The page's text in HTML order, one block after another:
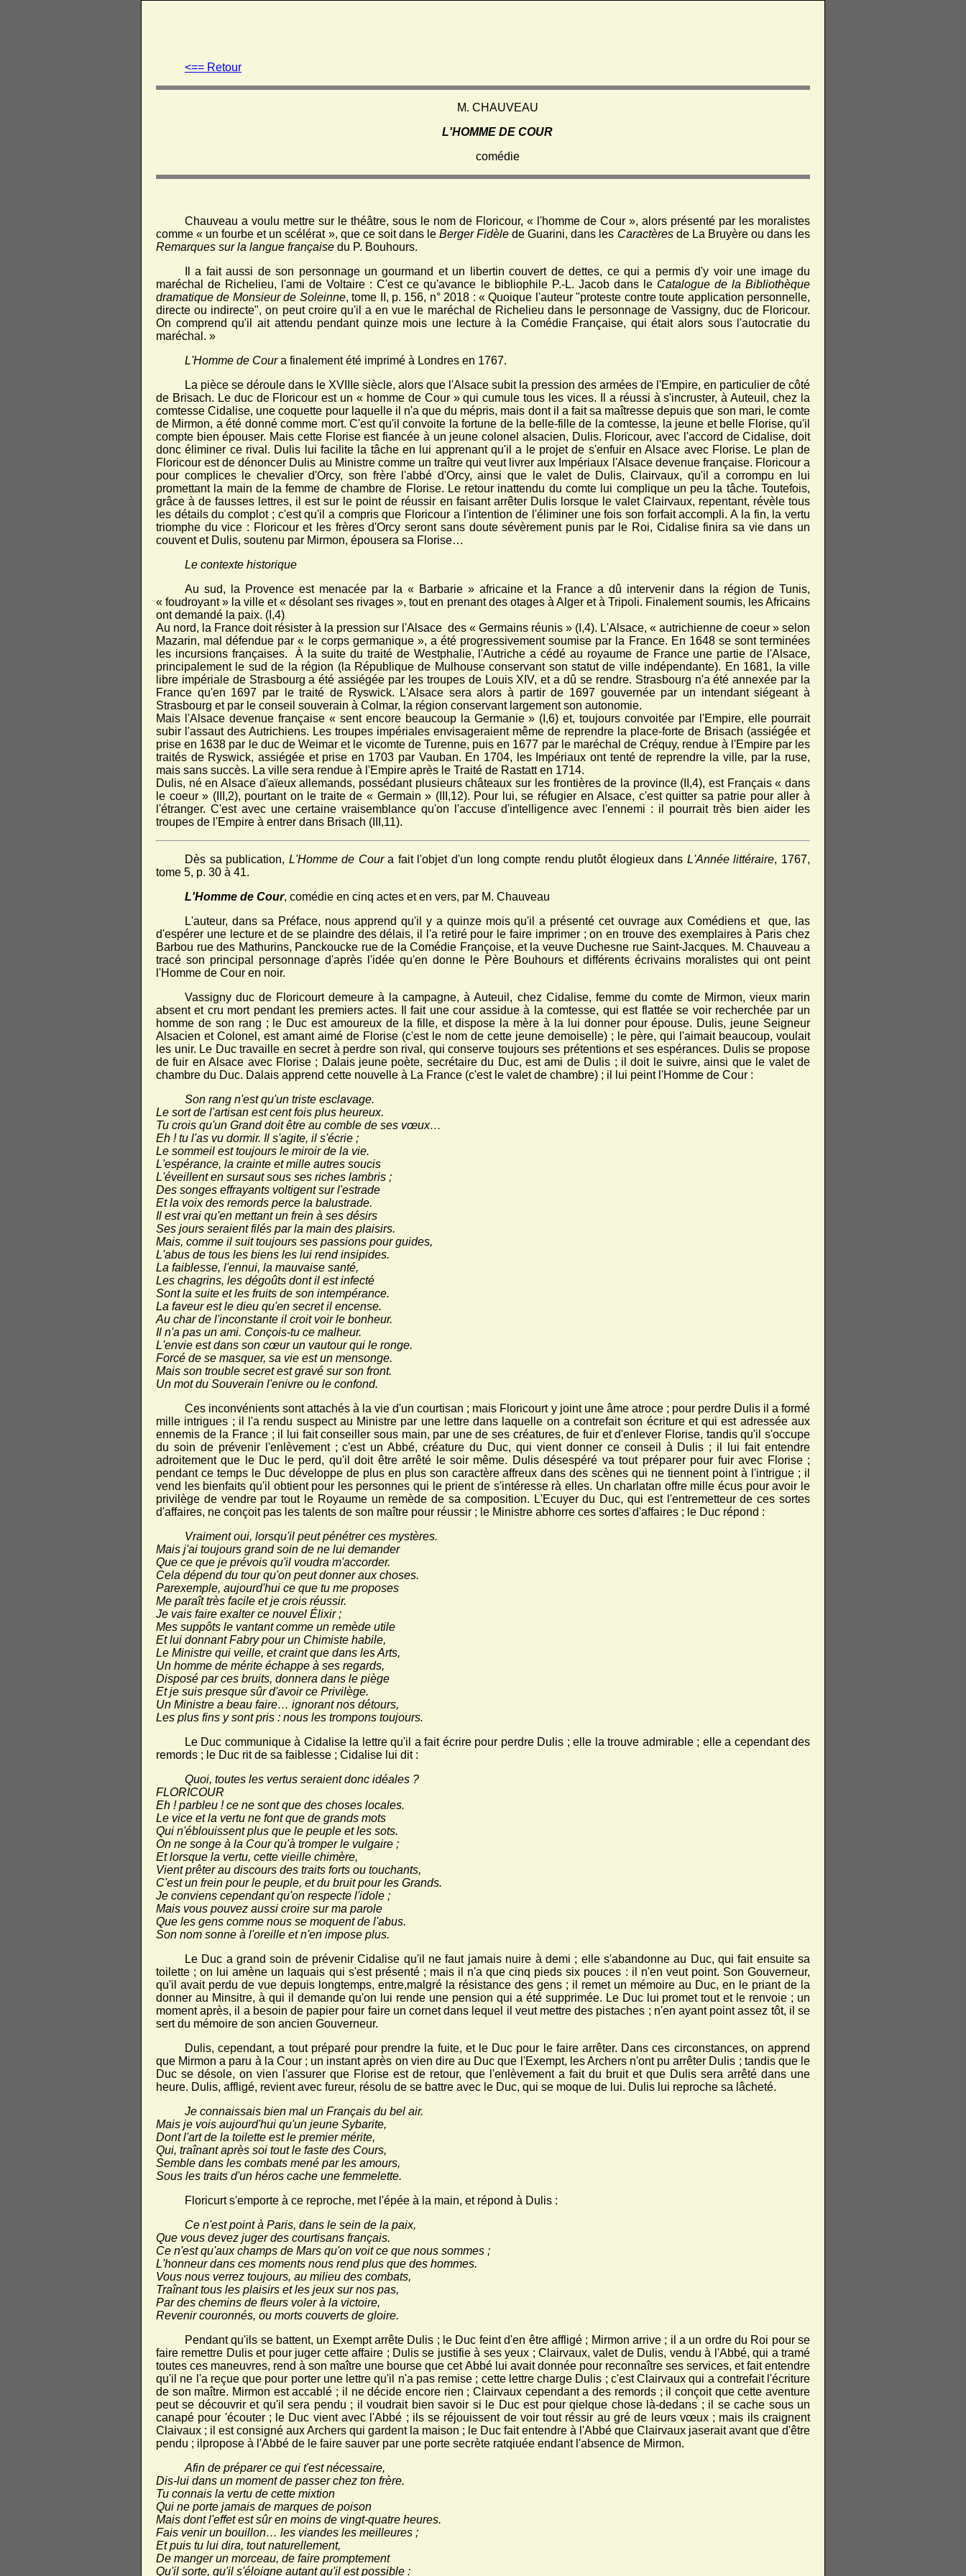
<== Retour
M. CHAUVEAU
L'HOMME DE COUR
comédie
Chauveau a voulu mettre sur le théâtre, sous le nom de Floricour, « l'homme de Cour », alors présenté par les moralistes
comme « un fourbe et un scélérat », que ce soit dans leBerger Fidèle de Guarini, dans les Caractèresde La Bruyère ou dans les
Remarques sur la langue française du P. Bouhours.
Il a fait aussi de son personnage un gourmand et un libertin couvert de dettes, ce qui a permis d'y voir une image du
maréchal de Richelieu, l'ami de Voltaire : C'est ce qu'avance le bibliophile P.-L. Jacob dans le Catalogue de la Bibliothèque
dramatique de Monsieur de Soleinne, tome II, p. 156, n° 2018 : « Quoique l'auteur "proteste contre toute application personnelle,
directe ou indirecte", on peut croire qu'il a en vue le maréchal de Richelieu dans le personnage de Vassigny, duc de Floricour.
On comprend qu'il ait attendu pendant quinze mois une lecture à la Comédie Française, qui était alors sous l'autocratie du
maréchal. »
L'Homme de Coura finalement été imprimé à Londres en 1767.
La pièce se déroule dans le XVIIIe siècle, alors que l'Alsace subit la pression des armées de l'Empire, en particulier de côté
de Brisach. Le duc de Floricour est un « homme de Cour » qui cumule tous les vices. Il a réussi à s'incruster, à Auteuil, chez la
comtesse Cidalise, une coquette pour laquelle il n'a que du mépris, mais dont il a fait sa maîtresse depuis que son mari, le comte
de Mirmon, a été donné comme mort. C'est qu'il convoite la fortune de la belle-fille de la comtesse, la jeune et belle Florise, qu'il
compte bien épouser. Mais cette Florise est fiancée à un jeune colonel alsacien, Dulis. Floricour, avec l'accord de Cidalise, doit
donc éliminer ce rival. Dulis lui facilite la tâche en lui apprenant qu'il a le projet de s'enfuir en Alsace avec Florise. Le plan de
Floricour est de dénoncer Dulis au Ministre comme un traître qui veut livrer aux Impériaux l'Alsace devenue française. Floricour a
pour complices le chevalier d'Orcy, son frère l'abbé d'Orcy, ainsi que le valet de Dulis, Clairvaux, qu'il a corrompu en lui
promettant la main de la femme de chambre de Florise. Le retour inattendu du comte lui complique un peu la tâche. Toutefois,
grâce à de fausses lettres, il est sur le point de réussir en faisant arrêter Dulis lorsque le valet Clairvaux, repentant, révèle tous
les détails du complot ; c'est qu'il a compris que Floricour a l'intention de l'éliminer une fois son forfait accompli. A la fin, la vertu
triomphe du vice : Floricour et les frères d'Orcy seront sans doute sévèrement punis par le Roi, Cidalise finira sa vie dans un
couvent et Dulis, soutenu par Mirmon, épousera sa Florise…
Le contexte historique
Au sud, la Provence est menacée par la « Barbarie » africaine et la France a dû intervenir dans la région de Tunis,
« foudroyant » la ville et « désolant ses rivages », tout en prenant des otages à Alger et à Tripoli. Finalement soumis, les Africains
ont demandé la paix. (I,4)
Au nord, la France doit résister à la pression sur l'Alsace des « Germains réunis » (I,4). L'Alsace, « autrichienne de coeur » selon
Mazarin, mal défendue par « le corps germanique », a été progressivement soumise par la France. En 1648 se sont terminées
les incursions françaises. À la suite du traité de Westphalie, l'Autriche a cédé au royaume de France une partie de l'Alsace,
principalement le sud de la région (la République de Mulhouse conservant son statut de ville indépendante). En 1681, la ville
libre impériale de Strasbourg a été assiégée par les troupes de Louis XIV, et a dû se rendre. Strasbourg n'a été annexée par la
France qu'en 1697 par le traité de Ryswick. L'Alsace sera alors à partir de 1697 gouvernée par un intendant siégeant à
Strasbourg et par le conseil souverain à Colmar, la région conservant largement son autonomie.
Mais l'Alsace devenue française « sent encore beaucoup la Germanie » (I,6) et, toujours convoitée par l'Empire, elle pourrait
subir l'assaut des Autrichiens. Les troupes impériales envisageraient même de reprendre la place-forte de Brisach (assiégée et
prise en 1638 par le duc de Weimar et le vicomte de Turenne, puis en 1677 par le maréchal de Créquy, rendue à l'Empire par les
traités de Ryswick, assiégée et prise en 1703 par Vauban. En 1704, les Impériaux ont tenté de reprendre la ville, par la ruse,
mais sans succès. La ville sera rendue à l'Empire après le Traité de Rastatt en 1714.
Dulis, né en Alsace d'aïeux allemands, possédant plusieurs châteaux sur les frontières de la province (II,4), est Français « dans
le coeur » (III,2), pourtant on le traite de « Germain » (III,12). Pour lui, se réfugier en Alsace, c'est quitter sa patrie pour aller à
l'étranger. C'est avec une certaine vraisemblance qu'on l'accuse d'intelligence avec l'ennemi : il pourrait très bien aider les
troupes de l'Empire à entrer dans Brisach (III,11).
Dès sa publication, L'Homme de Coura fait l'objet d'un long compte rendu plutôt élogieux dans L'Année littéraire, 1767,
tome 5, p. 30 à 41.
L'Homme de Cour, comédie en cinq actes et en vers, par M. Chauveau
L'auteur, dans sa Préface, nous apprend qu'il y a quinze mois qu'il a présenté cet ouvrage aux Comédiens et que, las
d'espérer une lecture et de se plaindre des délais, il l'a retiré pour le faire imprimer ; on en trouve des exemplaires à Paris chez
Barbou rue des Mathurins, Panckoucke rue de la Comédie Françoise, et la veuve Duchesne rue Saint-Jacques. M. Chauveau a
tracé son principal personnage d'après l'idée qu'en donne le Père Bouhours et différents écrivains moralistes qui ont peint
l'Homme de Cour en noir.
Vassigny duc de Floricourt demeure à la campagne, à Auteuil, chez Cidalise, femme du comte de Mirmon, vieux marin
absent et cru mort pendant les premiers actes. Il fait une cour assidue à la comtesse, qui est flattée se voir recherchée par un
homme de son rang ; le Duc est amoureux de la fille, et dispose la mère à la lui donner pour épouse. Dulis, jeune Seigneur
Alsacien et Colonel, est amant aimé de Florise (c'est le nom de cette jeune demoiselle) ; le père, qui l'aimait beaucoup, voulait
les unir. Le Duc travaille en secret à perdre son rival, qui conserve toujours ses prétentions et ses espérances. Dulis se propose
de fuir en Alsace avec Florise ; Dalais jeune poète, secrétaire du Duc, est ami de Dulis ; il doit le suivre, ainsi que le valet de
chambre du Duc. Dalais apprend cette nouvelle à La France (c'est le valet de chambre) ; il lui peint l'Homme de Cour :
Son rang n'est qu'un triste esclavage.
Le sort de l'artisan est cent fois plus heureux.
Tu crois qu'un Grand doit être au comble de ses vœux…
Eh ! tu l'as vu dormir. Il s'agite, il s'écrie ;
Le sommeil est toujours le miroir de la vie.
L'espérance, la crainte et mille autres soucis
L'éveillent en sursaut sous ses riches lambris ;
Des songes effrayants voltigent sur l'estrade
Et la voix des remords perce la balustrade.
Il est vrai qu'en mettant un frein à ses désirs
Ses jours seraient filés par la main des plaisirs.
Mais, comme il suit toujours ses passions pour guides,
L'abus de tous les biens les lui rend insipides.
La faiblesse, l'ennui, la mauvaise santé,
Les chagrins, les dégoûts dont il est infecté
Sont la suite et les fruits de son intempérance.
La faveur est le dieu qu'en secret il encense.
Au char de l'inconstante il croit voir le bonheur.
Il n'a pas un ami. Conçois-tu ce malheur.
L'envie est dans son cœur un vautour qui le ronge.
Forcé de se masquer, sa vie est un mensonge.
Mais son trouble secret est gravé sur son front.
Un mot du Souverain l'enivre ou le confond.
Ces inconvénients sont attachés à la vie d'un courtisan ; mais Floricourt y joint une âme atroce ; pour perdre Dulis il a formé
mille intrigues ; il l'a rendu suspect au Ministre par une lettre dans laquelle on a contrefait son écriture et qui est adressée aux
ennemis de la France ; il lui fait conseiller sous main, par une de ses créatures, de fuir et d'enlever Florise, tandis qu'il s'occupe
du soin de prévenir l'enlèvement ; c'est un Abbé, créature du Duc, qui vient donner ce conseil à Dulis ; il lui fait entendre
adroitement que le Duc le perd, qu'il doit être arrêté le soir même. Dulis désespéré va tout préparer pour fuir avec Florise ;
pendant ce temps le Duc développe de plus en plus son caractère affreux dans des scènes qui ne tiennent point à l'intrigue ; il
vend les bienfaits qu'il obtient pour les personnes qui le prient de s'intéresse rà elles. Un charlatan offre mille écus pour avoir le
privilège de vendre par tout le Royaume un remède de sa composition. L'Ecuyer du Duc, qui est l'entremetteur de ces sortes
d'affaires, ne conçoit pas les talents de son maître pour réussir ; le Ministre abhorre ces sortes d'affaires ; le Duc répond :
Vraiment oui, lorsqu'il peut pénétrer ces mystères.
Mais j'ai toujours grand soin de ne lui demander
Que ce que je prévois qu'il voudra m'accorder.
Cela dépend du tour qu'on peut donner aux choses.
Parexemple, aujourd'hui ce que tu me proposes
Me paraît très facile et je crois réussir.
Je vais faire exalter ce nouvel Élixir ;
Mes suppôts le vantant comme un remède utile
Et lui donnant Fabry pour un Chimiste habile,
Le Ministre qui veille, et craint que dans les Arts,
Un homme de mérite échappe à ses regards,
Disposé par ces bruits, donnera dans le piège
Et je suis presque sûr d'avoir ce Privilège.
Un Ministre a beau faire… ignorant nos détours,
Les plus fins y sont pris : nous les trompons toujours.
Le Duc communique à Cidalise la lettre qu'il a fait écrire pour perdre Dulis ; elle la trouve admirable ; elle a cependant des
remords ; le Duc rit de sa faiblesse ; Cidalise lui dit :
Quoi, toutes les vertus seraient donc idéales ?
FLORICOUR
Eh ! parbleu ! ce ne sont que des choses locales.
Le vice et la vertu ne font que de grands mots
Qui n'éblouissent plus que le peuple et les sots.
On ne songe à la Cour qu'à tromper le vulgaire ;
Et lorsque la vertu, cette vieille chimère,
Vient prêter au discours des traits forts ou touchants,
C'est un frein pour le peuple, et du bruit pour les Grands.
Je conviens cependant qu'on respecte l'idole ;
Mais vous pouvez aussi croire sur ma parole
Que les gens comme nous se moquent de l'abus.
Son nom sonne à l'oreille et n'en impose plus.
Le Duc a grand soin de prévenir Cidalise qu'il ne faut jamais nuire à demi ; elle s'abandonne au Duc, qui fait ensuite sa
toilette ; on lui amène un laquais qui s'est présenté ; mais il n'a que cinq pieds six pouces : il n'en veut point. Son Gouverneur,
qu'il avait perdu de vue depuis longtemps, entre,malgré la résistance des gens ; il remet un mémoire au Duc, en le priant de la
donner au Minsitre, à qui il demande qu'on lui rende une pension qui a été supprimée. Le Duc lui promet tout et le renvoie ; un
moment après, il a besoin de papier pour faire un cornet dans lequel il veut mettre des pistaches ; n'en ayant point assez tôt, il se
sert du mémoire de son ancien Gouverneur.
Dulis, cependant, a tout préparé pour prendre la fuite, et le Duc pour le faire arrêter. Dans ces circonstances, on apprend
que Mirmon a paru à la Cour ; un instant après on vien dire au Duc que l'Exempt, les Archers n'ont pu arrêter Dulis ; tandis que le
Duc se désole, on vien l'assurer que Florise est de retour, que l'enlèvement a fait du bruit et que Dulis sera arrêté dans une
heure. Dulis, affligé, revient avec fureur, résolu de se battre avec le Duc, qui se moque de lui. Dulis lui reproche sa lâcheté.
Je connaissais bien mal un Français du bel air.
Mais je vois aujourd'hui qu'un jeune Sybarite,
Dont l'art de la toilette est le premier mérite,
Qui, traînant après soi tout le faste des Cours,
Semble dans les combats mené par les amours,
Sous les traits d'un héros cache une femmelette.
Floricurt s'emporte à ce reproche, met l'épée à la main, et répond à Dulis :
Ce n'est point à Paris, dans le sein de la paix,
Que vous devez juger des courtisans français.
Ce n'est qu'aux champs de Mars qu'on voit ce que nous sommes ;
L'honneur dans ces moments nous rend plus que des hommes.
Vous nous verrez toujours, au milieu des combats,
Traînant tous les plaisirs et les jeux sur nos pas,
Par des chemins de fleurs voler à la victoire,
Revenir couronnés, ou morts couverts de gloire.
Pendant qu'ils se battent, un Exempt arrête Dulis ; le Duc feint d'en être affligé ; Mirmon arrive ; il a un ordre du Roi pour se
faire remettre Dulis et pour juger cette affaire ; Dulis se justifie à ses yeux ; Clairvaux, valet de Dulis, vendu à l'Abbé, qui a tramé
toutes ces maneuvres, rend à son maître une bourse que cet Abbé lui avait donnée pour reconnaître ses services, et fait entendre
qu'il ne l'a reçue que pour porter une lettre qu'il n'a pas remise ; cette lettre charge Dulis ; c'est Clairvaux qui a contrefait l'écriture
de son maître. Mirmon est accablé ; il ne décide encore rien ; Clairvaux cependant a des remords ; il conçoit que cette aventure
peut se découvrir et qu'il sera pendu ; il voudrait bien savoir si le Duc est pour qielque chose là-dedans ; il se cache sous un
canapé pour 'écouter ; le Duc vient avec l'Abbé ; ils se réjouissent de voir tout réssir au gré de leurs vœux ; mais ils craignent
Claivaux ; il est consigné aux Archers qui gardent la maison ; le Duc fait entendre à l'Abbé que Clairvaux jaserait avant que d'être
pendu ; ilpropose à l'Abbé de le faire sauver par une porte secrète ratqiuée endant l'absence de Mirmon.
Afin de préparer ce qui t'est nécessaire,
Dis-lui dans un moment de passer chez ton frère.
Tu connais la vertu de cette mixtion
Qui ne porte jamais de marques de poison
Mais dont l'effet est sûr en moins de vingt-quatre heures.
Fais venir un bouillon… les viandes les meilleures ;
Et puis tu lui dira, tout naturellement,
De manger un morceau, de faire promptement
Qu'il sorte, qu'il s'éloigne autant qu'il est possible :